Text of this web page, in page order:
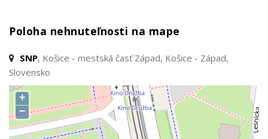
Poloha nehnuteľnosti na mape
SNP, Košice - mestská časť Západ, Košice - Západ,
Slovensko
+
−